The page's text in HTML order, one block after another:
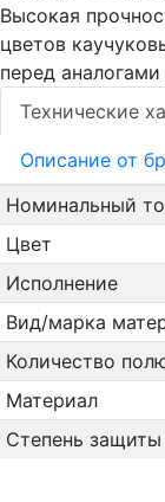
Высокая
цветов
перед
Технические
Oписание от
Номинальный
Цвет
Исполнение
Вид/марка
Количество
Материал
Степень защиты